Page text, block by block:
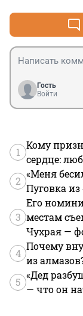
Гость
Войти
1
Кому
сердце:
2
«Меня
Пуговка
3
Его
местам
Чухрая —
4
Почему
из
5
«Дед
— что он